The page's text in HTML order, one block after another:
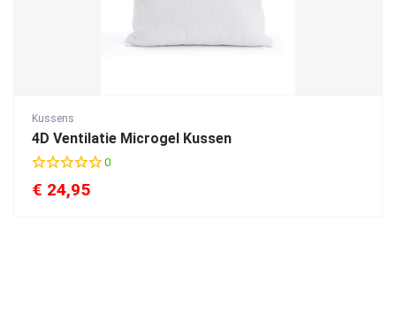
Kussens
4D Ventilatie Microgel Kussen
0
€ 24,95